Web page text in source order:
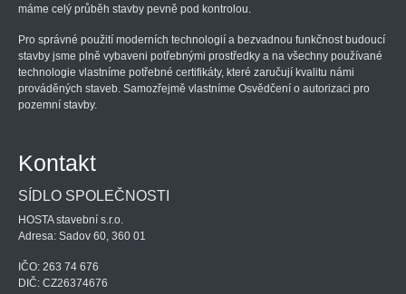
máme celý průběh stavby pevně pod kontrolou.
Pro správné použití moderních technologií a bezvadnou funkčnost budoucí
stavby jsme plně vybaveni potřebnými prostředky a na všechny používané
technologie vlastníme potřebné certifikáty, které zaručují kvalitu námi
prováděných staveb. Samozřejmě vlastníme Osvědčení o autorizaci pro
pozemní stavby.
Kontakt
SÍDLO SPOLEČNOSTI
HOSTA stavební s.r.o.
Adresa: Sadov 60, 360 01
IČO: 263 74 676
DIČ: CZ26374676